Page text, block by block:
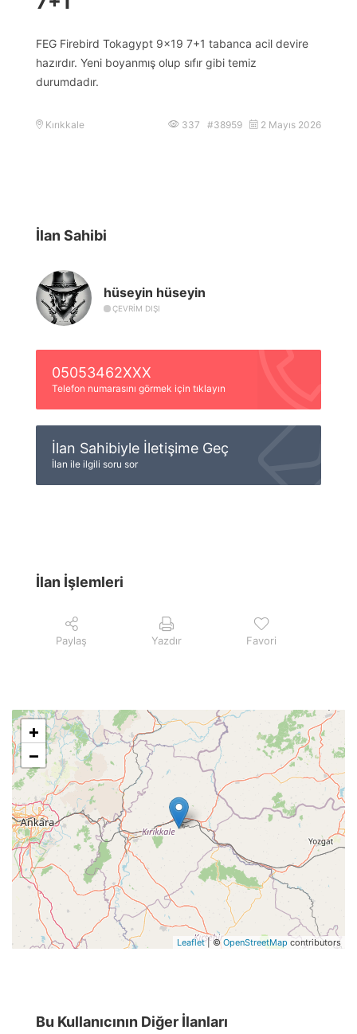
FEG Firebird Tokagypt 9×19 7+1 tabanca acil devire
hazırdır. Yeni boyanmış olup sıfır gibi temiz
durumdadır.
Kırıkkale 337 #38959 2 Mayıs 2026
İlan Sahibi
hüseyin hüseyin
ÇEVRIM DIŞI
05053462XXX
Telefon numarasını görmek için tıklayın
İlan Sahibiyle İletişime Geç
İlan ile ilgili soru sor
İlan İşlemleri
Paylaş Yazdır Favori
+
−
Leaflet| ©OpenStreetMap contributors
Bu Kullanıcının Diğer İlanları